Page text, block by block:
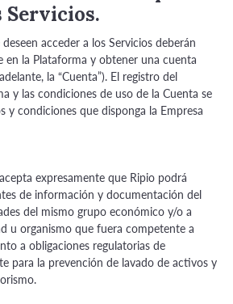
Servicios.
acceder a los Servicios deberán
en la Plataforma y obtener una cuenta
la “Cuenta”). El registro del
y las condiciones de uso de la Cuenta se
y condiciones que disponga la Empresa
expresamente que Ripio podrá
de información y documentación del
del mismo grupo económico y/o a
u organismo que fuera competente a
a obligaciones regulatorias de
para la prevención de lavado de activos y